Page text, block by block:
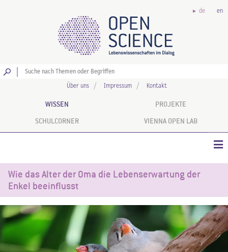
de en
Über uns Impressum Kontakt
WISSEN PROJEKTE
SCHULCORNER VIENNA OPEN LAB
Wie das Alter der Oma die Lebenserwartung der
Enkel beeinflusst